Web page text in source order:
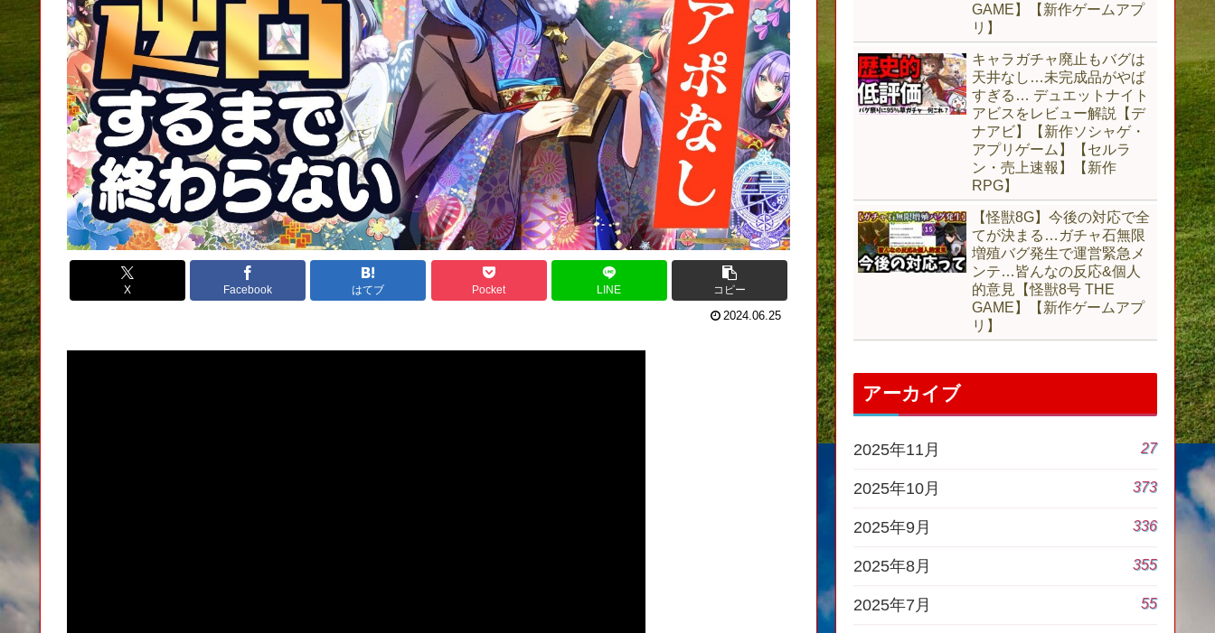
X Facebook はてブ Pocket LINE コピー
2024.06.25
GAME】【新作ゲームアプ
リ】
キャラガチャ廃止もバグは
天井なし…未完成品がやば
すぎる… デュエットナイト
アビスをレビュー解説【デ
ナアビ】【新作ソシャゲ・
アプリゲーム】【セルラ
ン・売上速報】【新作
RPG】
【怪獣8G】今後の対応で全
てが決まる…ガチャ石無限
増殖バグ発生で運営緊急メ
ンテ…皆んなの反応&個人
的意見【怪獣8号 THE
GAME】【新作ゲームアプ
リ】
アーカイブ
2025年11月 27
2025年10月 373
2025年9月 336
2025年8月 355
2025年7月 55